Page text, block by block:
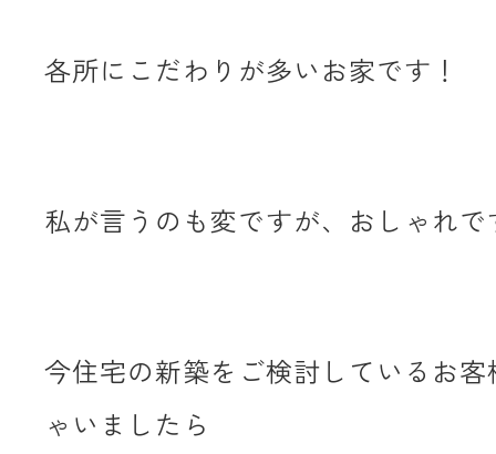
各所にこだわりが多いお家です！
私が言うのも変ですが、おしゃれ
今住宅の新築をご検討しているお
ゃいましたら